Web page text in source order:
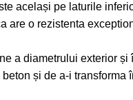
același pe laturile
are o rezistenta
a diametrului exterior și
și de a-i transforma